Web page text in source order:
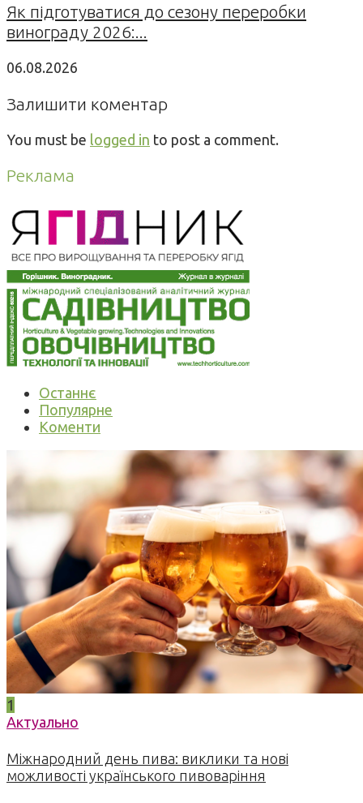
Як підготуватися до сезону переробки
винограду 2026:...
06.08.2026
Залишити коментар
You must be logged in to post a comment.
Реклама
Останнє
Популярне
Коменти
1
Актуально
Міжнародний день пива: виклики та нові
можливості українського пивоваріння